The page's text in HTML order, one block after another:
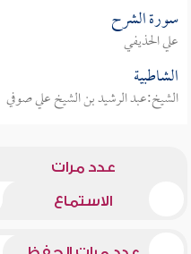
سورة الشرح
علي الحذيفي
الشاطبية
الشيخ:عبد الرشيد بن الشيخ علي صوفي
عدد مرات
الاستماع